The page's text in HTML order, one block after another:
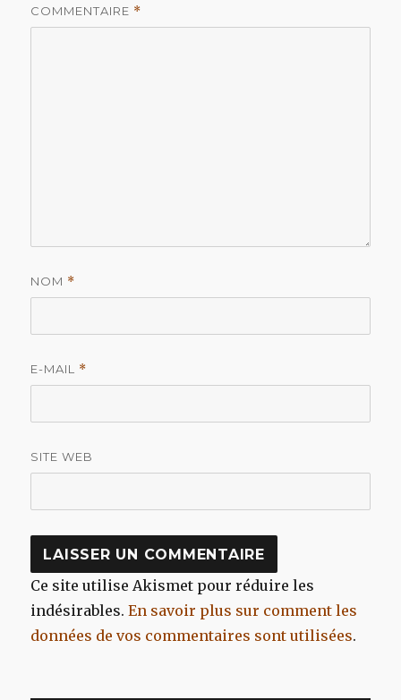
COMMENTAIRE *
NOM *
E-MAIL *
SITE WEB
Ce site utilise Akismet pour réduire les
indésirables.En savoir plus sur comment les
données de vos commentaires sont utilisées.